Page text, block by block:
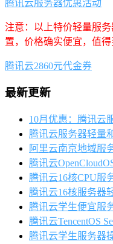
腾讯云服务器优惠活动
注意：以上特价轻量服
置，价格确实便宜，值得
腾讯云2860元代金券
最新更新
10月优惠：腾讯云
腾讯云服务器轻量
阿里云南京地域服
腾讯云
腾讯云16核CPU服
腾讯云16核服务器
腾讯云学生便宜服
腾讯云TencentOS
腾讯云学生服务器